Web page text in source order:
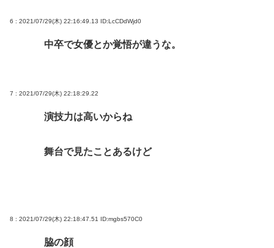
6 : 2021/07/29(木) 22:16:49.13 ID:LcCDdWjd0
中卒で女優とか覚悟が違うな。
7 : 2021/07/29(木) 22:18:29.22
演技力は高いからね
舞台で見たことあるけど
8 : 2021/07/29(木) 22:18:47.51 ID:mgbs570C0
脇の顔